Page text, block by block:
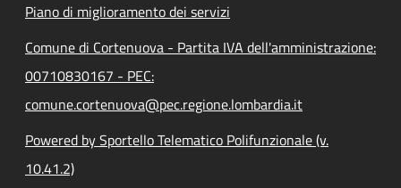
Piano di miglioramento dei servizi
Comune di Cortenuova - Partita IVA dell'amministrazione:
00710830167 - PEC:
comune.cortenuova@pec.regione.lombardia.it
Powered by Sportello Telematico Polifunzionale (v.
10.41.2)